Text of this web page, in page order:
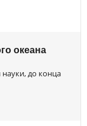
океана
до конца